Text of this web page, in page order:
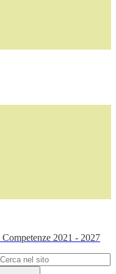
2021 - 2027